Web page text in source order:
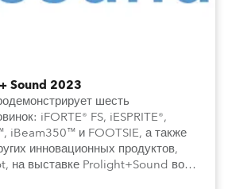
Sound 2023
шесть
iFORTE® FS, iESPRITE®,
iBeam350™ и FOOTSIE, а также
инновационных продуктов,
на выставке Prolight+Sound во